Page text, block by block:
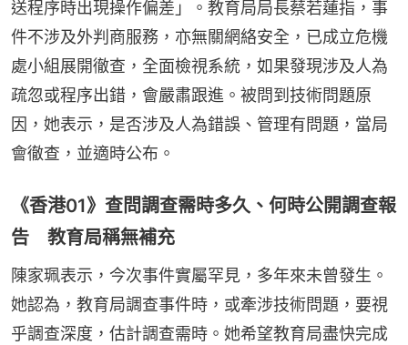
送程序時出現操作偏差」。教育局局長蔡若蓮指，事
件不涉及外判商服務，亦無關網絡安全，已成立危機
處小組展開徹查，全面檢視系統，如果發現涉及人為
疏忽或程序出錯，會嚴肅跟進。被問到技術問題原
因，她表示，是否涉及人為錯誤、管理有問題，當局
會徹查，並適時公布。
《香港01》查問調查需時多久、何時公開調查報
告 教育局稱無補充
陳家珮表示，今次事件實屬罕見，多年來未曾發生。
她認為，教育局調查事件時，或牽涉技術問題，要視
乎調查深度，估計調查需時。她希望教育局盡快完成